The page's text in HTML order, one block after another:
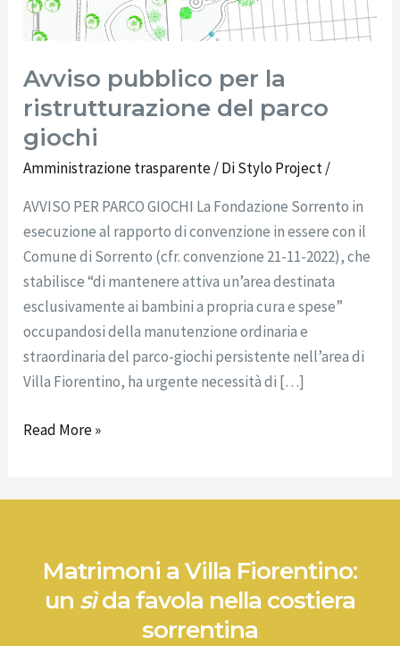
Avviso pubblico per la
ristrutturazione del parco
giochi
Amministrazione trasparente/ DiStylo Project/
AVVISO PER PARCO GIOCHI La Fondazione Sorrento in
esecuzione al rapporto di convenzione in essere con il
Comune di Sorrento (cfr. convenzione 21-11-2022), che
stabilisce “di mantenere attiva un’area destinata
esclusivamente ai bambini a propria cura e spese”
occupandosi della manutenzione ordinaria e
straordinaria del parco-giochi persistente nell’area di
Villa Fiorentino, ha urgente necessità di […]
Read More »
Matrimoni a Villa Fiorentino:
un sìda favola nella costiera
sorrentina